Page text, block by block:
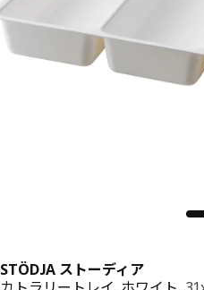
STÖDJA ストーディア